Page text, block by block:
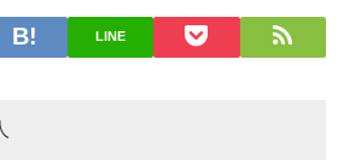
LINE